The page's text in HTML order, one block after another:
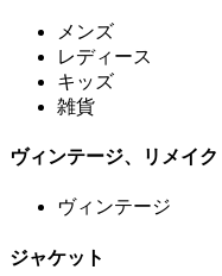
メンズ
レディース
キッズ
雑貨
ヴィンテージ、リメイク
ヴィンテージ
ジャケット